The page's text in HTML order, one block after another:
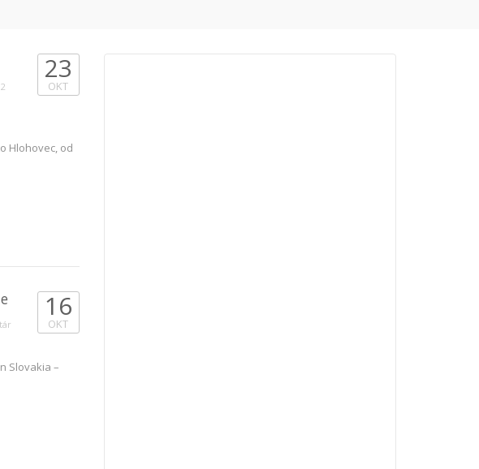
2
23
OKT
Hlohovec, od
16
OKT
Slovakia –